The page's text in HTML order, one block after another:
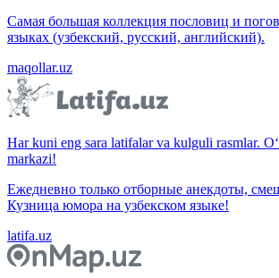
Самая большая коллекция пословиц и
языках (узбекский, русский, английский).
maqollar.uz
Har kuni eng sara latifalar va kulguli rasmlar.
markazi!
Ежедневно только отборные анекдоты,
Кузница юмора на узбекском языке!
latifa.uz